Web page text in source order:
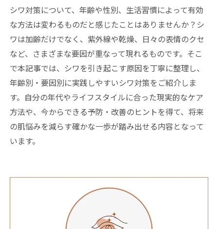
シワ対策について、年齢や性別、生活習慣によって有効
な方法は変わるものだと感じたことはありませんか？シ
ワは加齢だけでなく、紫外線や乾燥、日々の表情のクセ
など、さまざまな要因が重なって現れるものです。そこ
で本記事では、シワを引き起こす原因を丁寧に整理し、
年齢別・要因別に実践しやすいシワ対策をご紹介しま
す。自分の年代やライフスタイルに合った現実的なケア
方法や、今からできる予防・改善のヒントを得て、将来
の肌悩みを減らす確かな一歩が踏み出せる内容となって
います。